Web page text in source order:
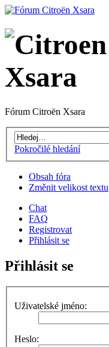
Fórum Citroën Xsara
Pokročilé hledání
Obsah fóra
Změnit velikost textu
Chat
FAQ
Registrovat
Přihlásit se
Přihlásit se
Uživatelské jméno:
Heslo: